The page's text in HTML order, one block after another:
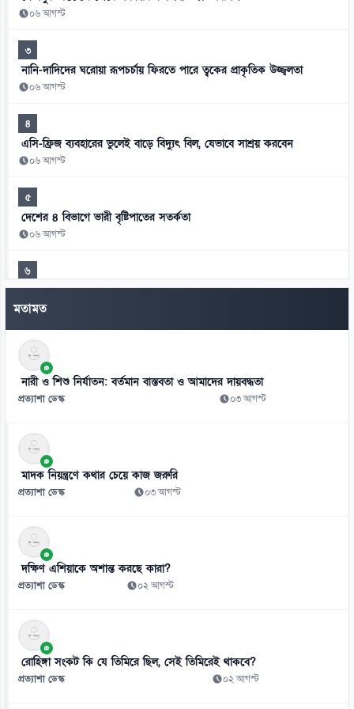
০৬ আগস্ট
৩
নানি-দাদিদের ঘরোয়া রূপচর্চায় ফিরতে পারে ত্বকের প্রাকৃতিক উজ্জ্বলতা
০৬ আগস্ট
৪
এসি-ফ্রিজ ব্যবহারের ভুলেই বাড়ে বিদ্যুৎ বিল, যেভাবে সাশ্রয় করবেন
০৬ আগস্ট
৫
দেশের ৪ বিভাগে ভারী বৃষ্টিপাতের সতর্কতা
০৬ আগস্ট
৬
বাংলাদেশি কর্মীদের আকামা নিয়ে বড় সুখবর দিল সৌদি সরকার
০৬ আগস্ট
৭
বিশ্ববাজারে কমলো তেলের দাম
০৬ আগস্ট
সবুজবাগে উদ্ধার নারীর খণ্ডিত মরদেহ, পরিচয় শনাক্তের চেষ্টা
০৬ আগস্ট
৯
০৬ আগস্ট
১০
সম্পত্তি বিক্রি করলেন মাধুরী দীক্ষিত
১১
আজ থেকে সবার জন্য উন্মুক্ত জুলাই স্মৃতি জাদুঘর, টিকিট ৫০ টাকা
০৬ আগস্ট
মতামত
নারী ও শিশু নির্যাতন: বর্তমান বাস্তবতা ও আমাদের দায়বদ্ধতা
প্রত্যাশা ডেস্ক ০৩ আগস্ট
মাদক নিয়ন্ত্রণে কথার চেয়ে কাজ জরুরি
প্রত্যাশা ডেস্ক ০৩ আগস্ট
দক্ষিণ এশিয়াকে অশান্ত করছে কারা?
প্রত্যাশা ডেস্ক ০২ আগস্ট
রোহিঙ্গা সংকট কি যে তিমিরে ছিল, সেই তিমিরেই থাকবে?
প্রত্যাশা ডেস্ক ০২ আগস্ট